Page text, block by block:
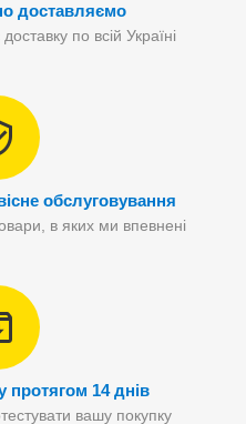
доставляємо
по всій Україні
обслуговування
в яких ми впевнені
протягом 14 днів
вашу покупку